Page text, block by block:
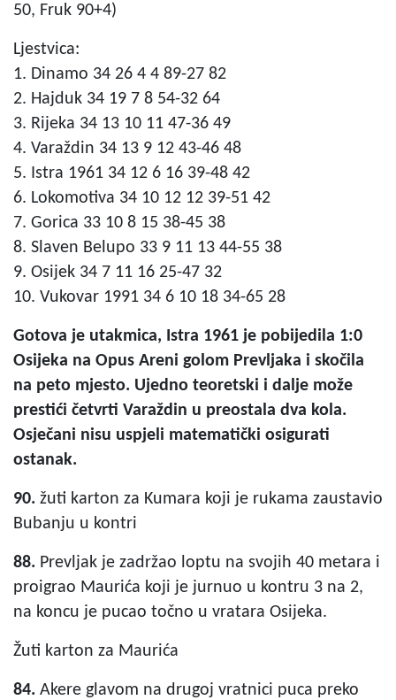
50, Fruk 90+4)
Ljestvica:
1. Dinamo 34 26 4 4 89-27 82
2. Hajduk 34 19 7 8 54-32 64
3. Rijeka 34 13 10 11 47-36 49
4. Varaždin 34 13 9 12 43-46 48
5. Istra 1961 34 12 6 16 39-48 42
6. Lokomotiva 34 10 12 12 39-51 42
7. Gorica 33 10 8 15 38-45 38
8. Slaven Belupo 33 9 11 13 44-55 38
9. Osijek 34 7 11 16 25-47 32
10. Vukovar 1991 34 6 10 18 34-65 28
Gotova je utakmica, Istra 1961 je pobijedila 1:0
Osijeka na Opus Areni golom Prevljaka i skočila
na peto mjesto. Ujedno teoretski i dalje može
prestići četvrti Varaždin u preostala dva kola.
Osječani nisu uspjeli matematički osigurati
ostanak.
90. žuti karton za Kumara koji je rukama zaustavio
Bubanju u kontri
88. Prevljak je zadržao loptu na svojih 40 metara i
proigrao Maurića koji je jurnuo u kontru 3 na 2,
na koncu je pucao točno u vratara Osijeka.
Žuti karton za Maurića
84. Akere glavom na drugoj vratnici puca preko